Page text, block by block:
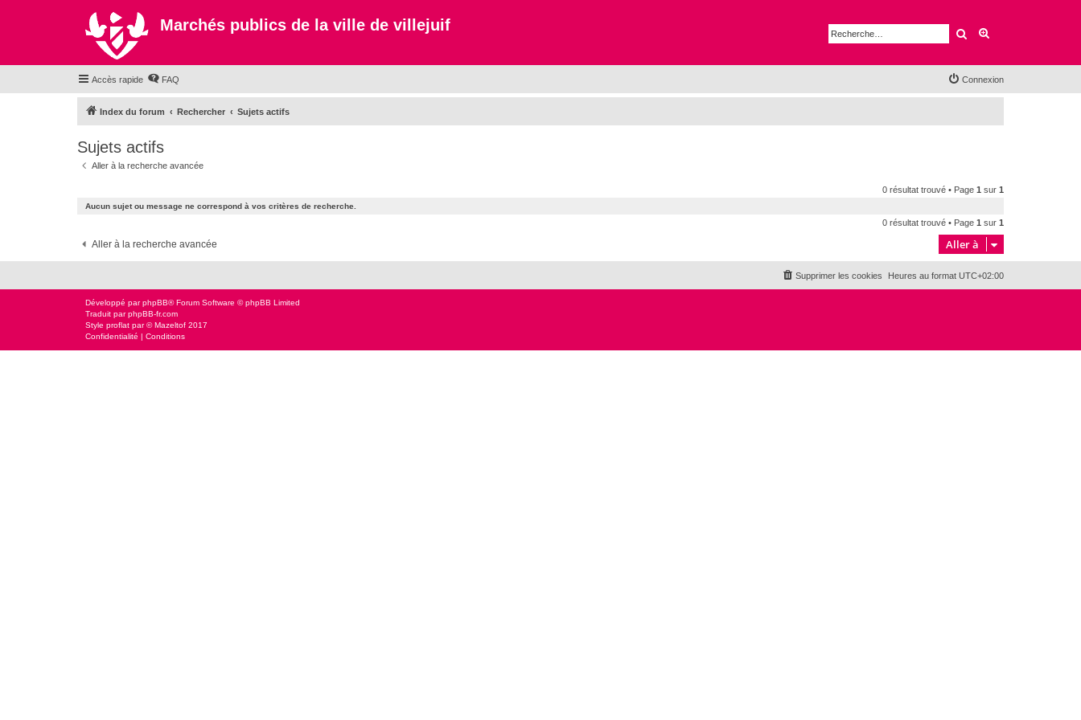
Marchés publics de la ville de villejuif Rechercher
Accès rapide FAQ Connexion
Index du forum Rechercher Sujets actifs
Sujets actifs
Aller à la recherche avancée
0 résultat trouvé • Page 1 sur 1
Aucun sujet ou message ne correspond à vos critères de recherche.
0 résultat trouvé • Page 1 sur 1
Aller à la recherche avancée Aller à
Heures au format UTC+02:00
Supprimer les cookies
Développé parphpBB® Forum Software © phpBB Limited
Traduit parphpBB-fr.com
Style proflat par ©Mazeltof 2017
Confidentialité | Conditions